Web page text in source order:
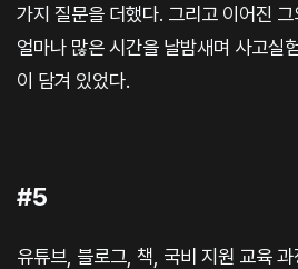
가지 질문을 더했다. 그리고 이어진
얼마나 많은 시간을 날밤새며 사고실
이 담겨 있었다.
#5
유튜브, 블로그, 책, 국비 지원 교육